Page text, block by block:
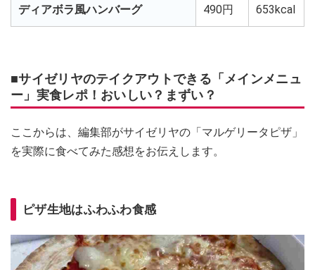
ディアボラ風ハンバーグ 490円 653kcal
■サイゼリヤのテイクアウトできる「メインメニュ
ー」実食レポ！おいしい？まずい？
ここからは、編集部がサイゼリヤの「マルゲリータピザ」
を実際に食べてみた感想をお伝えします。
ピザ生地はふわふわ食感